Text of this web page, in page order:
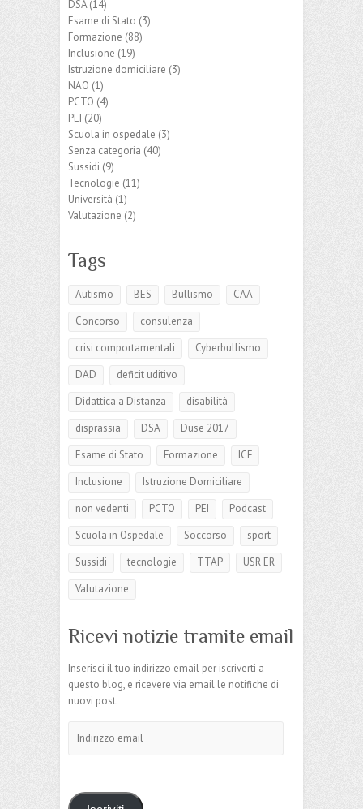
DSA(14)
Esame di Stato (3)
Formazione (88)
Inclusione (19)
Istruzione domiciliare (3)
NAO (1)
PCTO (4)
PEI (20)
Scuola in ospedale (3)
Senza categoria (40)
Sussidi (9)
Tecnologie (11)
Università (1)
Valutazione (2)
Tags
Autismo BES Bullismo
CAA
Concorso
consulenza
crisi comportamentali
Cyberbullismo
DAD
deficit uditivo
Didattica a Distanza
disabilità
disprassia
DSA
Duse 2017
Esame di Stato
Formazione
ICF
Inclusione
Istruzione Domiciliare
non vedenti
PCTO PEI
Podcast
Scuola in Ospedale
Soccorso
sport
Sussidi
tecnologie TTAP
USR ER
Valutazione
Ricevi notizie tramite email
Inserisci il tuo indirizzo email per iscriverti a
questo blog, e ricevere via email le notifiche di
nuovi post.
email